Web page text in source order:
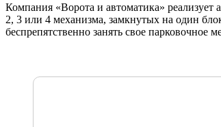
Компания «Ворота и автоматика»
2, 3 или 4 механизма, замкнутых на один
беспрепятственно занять свое парковочное